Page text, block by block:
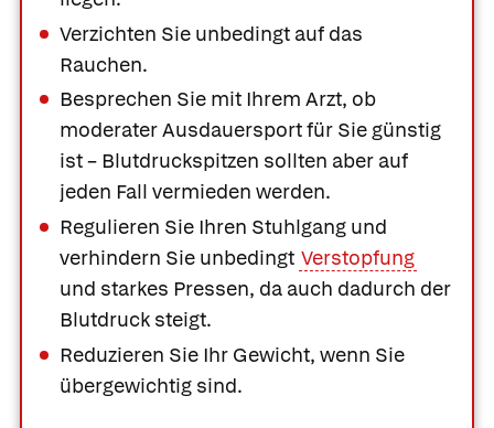
Verzichten Sie unbedingt auf das
Rauchen.
Besprechen Sie mit Ihrem Arzt, ob
moderater Ausdauersport für Sie günstig
ist – Blutdruckspitzen sollten aber auf
jeden Fall vermieden werden.
Regulieren Sie Ihren Stuhlgang und
verhindern Sie unbedingt Verstopfung
und starkes Pressen, da auch dadurch der
Blutdruck steigt.
Reduzieren Sie Ihr Gewicht, wenn Sie
übergewichtig sind.